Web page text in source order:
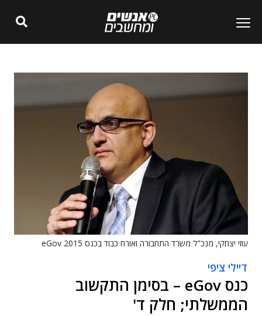
עוזי יצחקי, מנכ"ל משרד התחבורה ואורח כבוד בכנס eGov 2015
דיילי ציפי
כנס eGov – בסימן התקשוב
הממשלתי; חלק ד'